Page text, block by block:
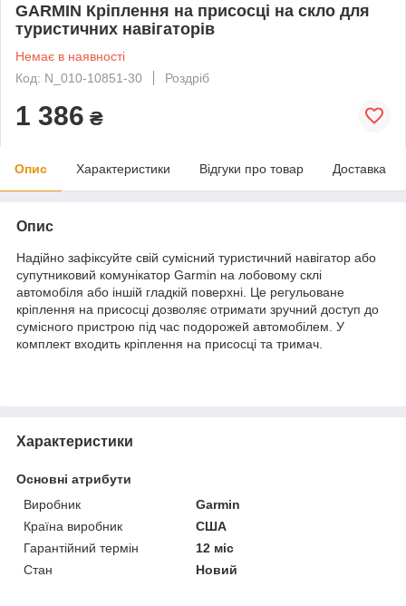
GARMIN Кріплення на присосці на скло для
туристичних навігаторів
Немає в наявності
Код: N_010-10851-30
Роздріб
1 386 ₴
Опис Характеристики Відгуки про товар Доставка
Опис
Надійно зафіксуйте свій сумісний туристичний навігатор або
супутниковий комунікатор Garmin на лобовому склі
автомобіля або іншій гладкій поверхні. Це регульоване
кріплення на присосці дозволяє отримати зручний доступ до
сумісного пристрою під час подорожей автомобілем. У
комплект входить кріплення на присосці та тримач.
Характеристики
Основні атрибути
Виробник
Garmin
Країна виробник
США
Гарантійний термін
12 міс
Стан
Новий